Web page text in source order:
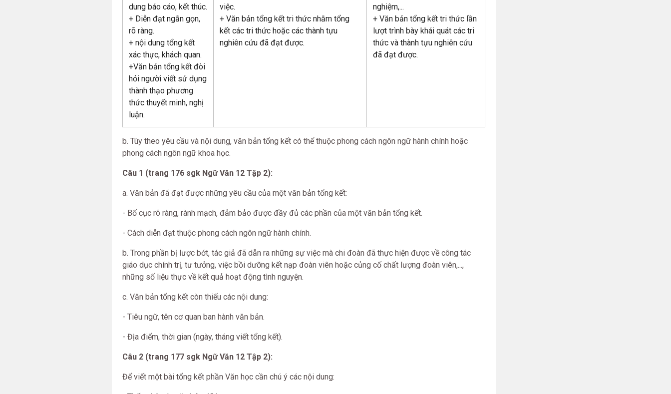
dung báo cáo, kết thúc.
+ Diễn đạt ngắn gọn,
rõ ràng.
+ nội dung tổng kết
xác thực, khách quan.
+Văn bản tổng kết đòi
hỏi người viết sử dụng
thành thạo phương
thức thuyết minh, nghị
luận.
việc.
+ Văn bản tổng kết tri thức nhằm tổng
kết các tri thức hoặc các thành tựu
nghiên cứu đã đạt được.
nghiệm,...
+ Văn bản tổng kết tri thức lần
lượt trình bày khái quát các tri
thức và thành tựu nghiên cứu
đã đạt được.
b. Tùy theo yêu cầu và nội dung, văn bản tổng kết có thể thuộc phong cách ngôn ngữ hành chính hoặc
phong cách ngôn ngữ khoa học.
Câu 1 (trang 176 sgk Ngữ Văn 12 Tập 2):
a. Văn bản đã đạt được những yêu cầu của một văn bản tổng kết:
- Bố cục rõ ràng, rành mạch, đảm bảo được đầy đủ các phần của một văn bản tổng kết.
- Cách diễn đạt thuộc phong cách ngôn ngữ hành chính.
b. Trong phần bị lược bớt, tác giả đã dẫn ra những sự việc mà chi đoàn đã thực hiện được về công tác
giáo dục chính trị, tư tưởng, việc bồi dưỡng kết nạp đoàn viên hoặc củng cố chất lượng đoàn viên,...,
những số liệu thực về kết quả hoạt động tình nguyện.
c. Văn bản tổng kết còn thiếu các nội dung:
- Tiêu ngữ, tên cơ quan ban hành văn bản.
- Địa điểm, thời gian (ngày, tháng viết tổng kết).
Câu 2 (trang 177 sgk Ngữ Văn 12 Tập 2):
Để viết một bài tổng kết phần Văn học cần chú ý các nội dung: